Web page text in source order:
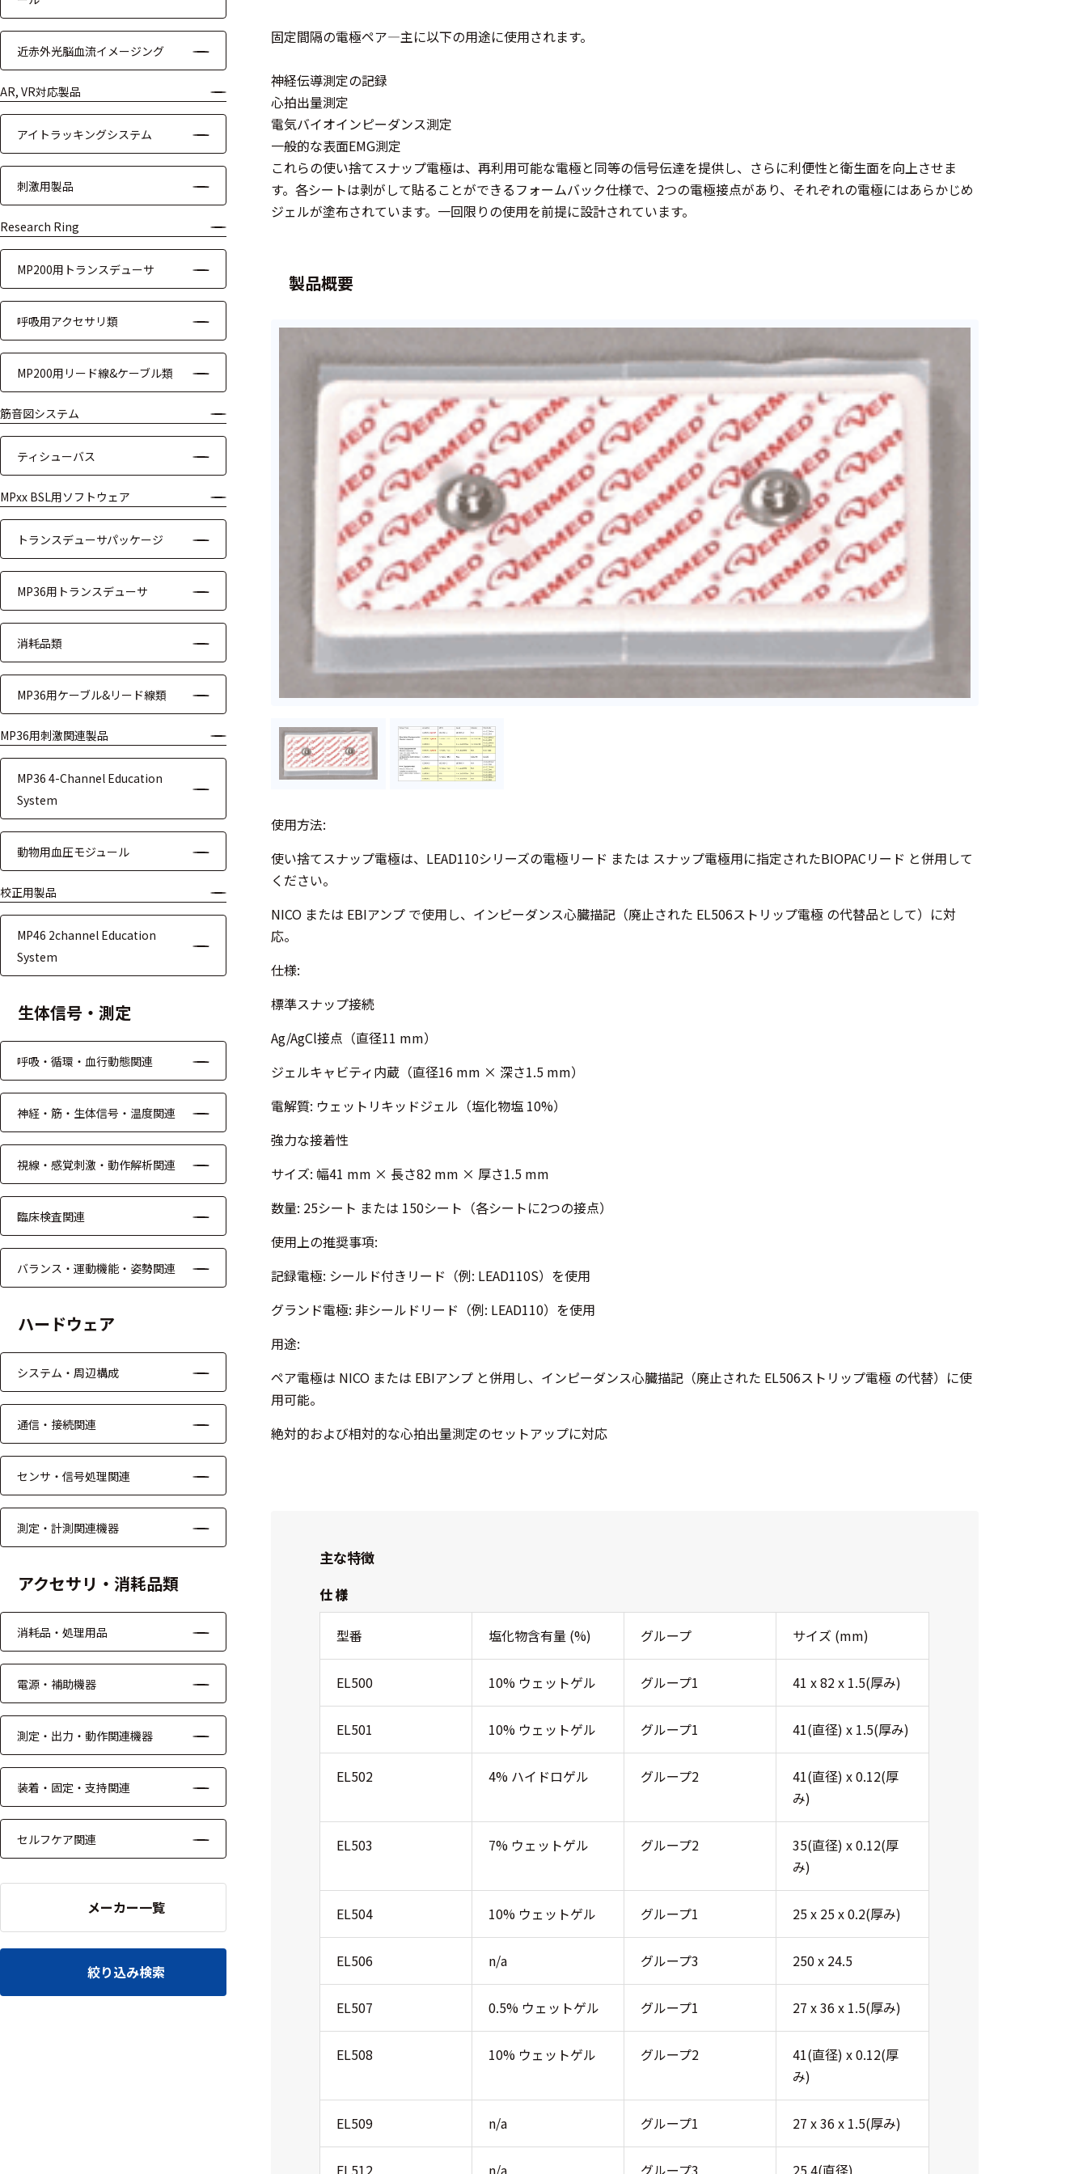
装置本体
デバイス
テム
トリガー
ケーブル
テレメー
タ
スイッチ
センサ・信号処
信号処理
モジュー
ル
フィルタ
ソフトウ
機器
ゴニオメ
ータ
アイトラ
ッキング
プローブ
計測機器
選
し
件
を
リ
ア
る
698
製
を
表
る
近赤外光脳血流イメージング
AR, VR対応製品
アイトラッキングシステム
刺激用製品
Research Ring
MP200用トランスデューサ
呼吸用アクセサリ類
MP200用リード線&ケーブル類
筋音図システム
ティシューバス
MPxx BSL用ソフトウェア
トランスデューサパッケージ
MP36用トランスデューサ
消耗品類
MP36用ケーブル&リード線類
MP36用刺激関連製品
MP36 4-Channel Education
System
動物用血圧モジュール
校正用製品
MP46 2channel Education
System
生体信号・測定
呼吸・循環・血行動態関連
神経・筋・生体信号・温度関連
視線・感覚刺激・動作解析関連
臨床検査関連
バランス・運動機能・姿勢関連
ハードウェア
システム・周辺構成
通信・接続関連
センサ・信号処理関連
測定・計測関連機器
アクセサリ・消耗品類
消耗品・処理用品
電源・補助機器
測定・出力・動作関連機器
装着・固定・支持関連
セルフケア関連
メーカー一覧
絞り込み検索
固定間隔の電極ペア—主に以下の用途に使用されます。
神経伝導測定の記録
心拍出量測定
電気バイオインピーダンス測定
一般的な表面EMG測定
これらの使い捨てスナップ電極は、再利用可能な電極と同等の信号伝達を提供し、さらに利便性と衛生面を向上させま
す。各シートは剥がして貼ることができるフォームバック仕様で、2つの電極接点があり、それぞれの電極にはあらかじめ
ジェルが塗布されています。一回限りの使用を前提に設計されています。
製品概要
使用方法:
使い捨てスナップ電極は、LEAD110シリーズの電極リード または スナップ電極用に指定されたBIOPACリード と併用して
ください。
NICO または EBIアンプ で使用し、インピーダンス心臓描記（廃止された EL506ストリップ電極 の代替品として）に対
応。
仕様:
標準スナップ接続
Ag/AgCl接点（直径11 mm）
ジェルキャビティ内蔵（直径16 mm × 深さ1.5 mm）
電解質: ウェットリキッドジェル（塩化物塩 10%）
強力な接着性
サイズ: 幅41 mm × 長さ82 mm × 厚さ1.5 mm
数量: 25シート または 150シート（各シートに2つの接点）
使用上の推奨事項:
記録電極: シールド付きリード（例: LEAD110S）を使用
グランド電極: 非シールドリード（例: LEAD110）を使用
用途:
ペア電極は NICO または EBIアンプ と併用し、インピーダンス心臓描記（廃止された EL506ストリップ電極 の代替）に使
用可能。
絶対的および相対的な心拍出量測定のセットアップに対応
主な特徴
仕 様
型番 塩化物含有量 (%) グループ サイズ (mm)
EL500 10% ウェットゲル グループ1 41 x 82 x 1.5(厚み)
EL501 10% ウェットゲル グループ1 41(直径) x 1.5(厚み)
EL502 4% ハイドロゲル グループ2
41(直径) x 0.12(厚
み)
EL503 7% ウェットゲル グループ2
35(直径) x 0.12(厚
み)
EL504 10% ウェットゲル グループ1 25 x 25 x 0.2(厚み)
EL506 n/a グループ3 250 x 24.5
EL507 0.5% ウェットゲル グループ1 27 x 36 x 1.5(厚み)
EL508 10% ウェットゲル グループ2
41(直径) x 0.12(厚
み)
EL509 n/a グループ1 27 x 36 x 1.5(厚み)
EL512 n/a グループ3 25.4(直径)